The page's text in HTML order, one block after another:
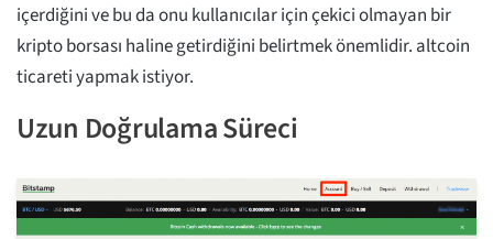
içerdiğini ve bu da onu kullanıcılar için çekici olmayan bir
kripto borsası haline getirdiğini belirtmek önemlidir. altcoin
ticareti yapmak istiyor.
Uzun Doğrulama Süreci